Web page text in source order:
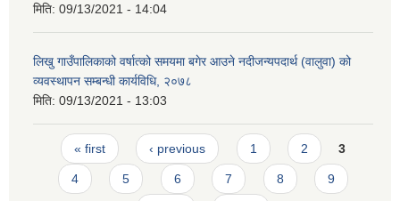
मिति: 09/13/2021 - 14:04
लिखु गाउँपालिकाको वर्षात्को समयमा बगेर आउने नदीजन्यपदार्थ (वालुवा) को
व्यवस्थापन सम्बन्धी कार्यविधि, २०७८
मिति: 09/13/2021 - 13:03
Pages
« first ‹ previous 1 2 3
4 5 6 7 8 9